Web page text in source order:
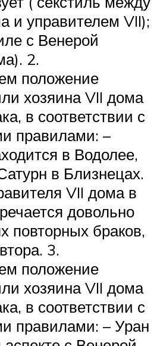
и управителем VII);
с Венерой
2.
положение
хозяина VII дома
в соответствии с
правилами: –
в Водолее,
в Близнецах.
VII дома в
довольно
повторных браков,
3.
положение
хозяина VII дома
в соответствии с
правилами: – Уран